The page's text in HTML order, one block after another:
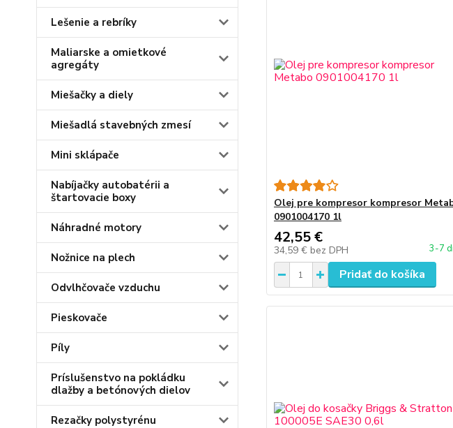
Lešenie a rebríky
Maliarske a omietkové
agregáty
Miešačky a diely
Miešadlá stavebných zmesí
Mini sklápače
Nabíjačky autobatérii a
štartovacie boxy
Náhradné motory
Nožnice na plech
Odvlhčovače vzduchu
Pieskovače
Píly
Príslušenstvo na pokládku
dlažby a betónových dielov
Rezačky polystyrénu
Olej pre kompresor kompresor
0901004170 1l
42,55 €
34,59 € bez DPH 3-7
Pridať do košíka